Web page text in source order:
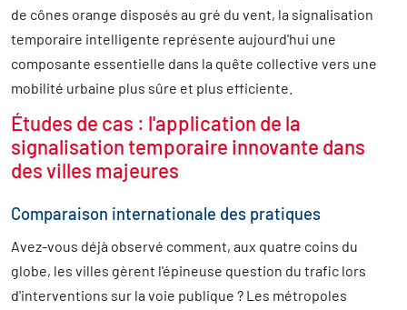
de cônes orange disposés au gré du vent, la signalisation
temporaire intelligente représente aujourd'hui une
composante essentielle dans la quête collective vers une
mobilité urbaine plus sûre et plus efficiente.
Études de cas : l'application de la
signalisation temporaire innovante dans
des villes majeures
Comparaison internationale des pratiques
Avez-vous déjà observé comment, aux quatre coins du
globe, les villes gèrent l'épineuse question du trafic lors
d'interventions sur la voie publique ? Les métropoles